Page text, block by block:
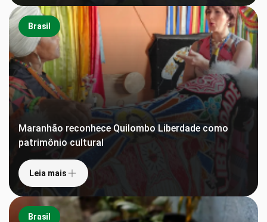
Brasil
Maranhão reconhece Quilombo Liberdade como
patrimônio cultural
Leia mais
Brasil